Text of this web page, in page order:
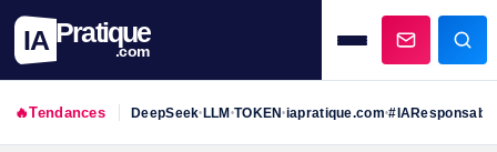
IA Pratique
.com
🔥Tendances DeepSeek•LLM•TOKEN•iapratique.com•#IAResponsable